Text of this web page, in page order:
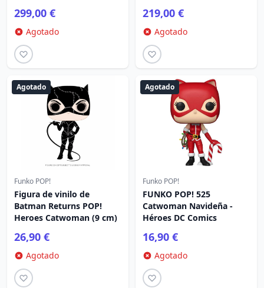
299,00 €
Agotado
219,00 €
Agotado
Agotado
Funko POP!
Figura de vinilo de
Batman Returns POP!
Heroes Catwoman (9 cm)
26,90 €
Agotado
Agotado
Funko POP!
FUNKO POP! 525
Catwoman Navideña -
Héroes DC Comics
16,90 €
Agotado